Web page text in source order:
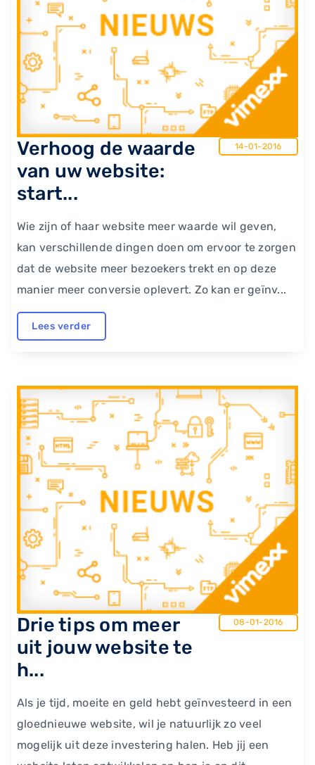
Verhoog de waarde
van uw website:
start...
14-01-2016
Wie zijn of haar website meer waarde wil geven,
kan verschillende dingen doen om ervoor te zorgen
dat de website meer bezoekers trekt en op deze
manier meer conversie oplevert. Zo kan er geïnv...
Lees verder
​Drie tips om meer
uit jouw website te
h...
08-01-2016
Als je tijd, moeite en geld hebt geïnvesteerd in een
gloednieuwe website, wil je natuurlijk zo veel
mogelijk uit deze investering halen. Heb jij een